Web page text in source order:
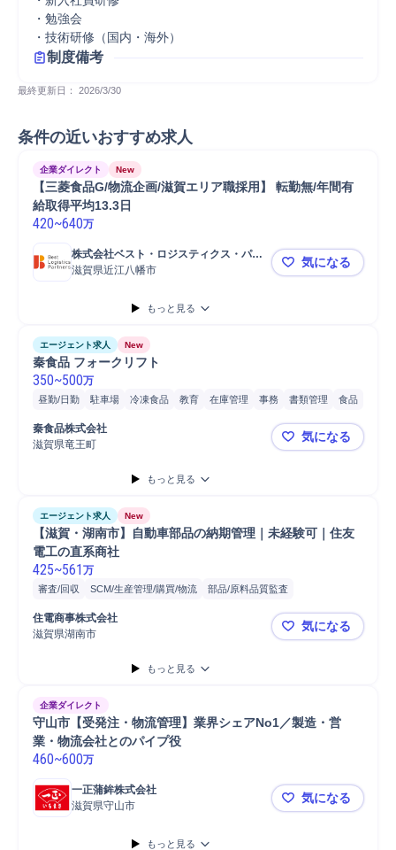
・勉強会
・技術研修（国内・海外）
制度備考
最終更新日： 2026/3/30
条件の近いおすすめ求人
企業ダイレクト New
【三菱食品G/物流企画/滋賀エリア職採用】 転勤無/年間有
給取得平均13.3日
420~640万
株式会社ベスト・ロジスティクス・パー
トナーズ
滋賀県近江八幡市 【三菱食品
気になる
もっと見る
エージェント求人 New
秦食品 フォークリフト
350~500万
昼勤/日勤 駐車場 冷凍食品 教育 在庫管理 事務 書類管理
食品
食品工場
工場
秦食品株式会社
滋賀県竜王町
秦食品 フォ
気になる
もっと見る
エージェント求人 New
【滋賀・湖南市】自動車部品の納期管理｜未経験可｜住友
電工の直系商社
425~561 万
審査/回収 SCM/生産管理/購買/物流
部品/原料品質監査
自動車/輸送機器
営業
自動車部品
自動車部品/輸送機器部品製造
Microsoft Excel 物流企画/管理
住電商事株式会社
滋賀県湖南市
【滋賀・湖
気になる
もっと見る
企業ダイレクト
守山市【受発注・物流管理】業界シェアNo1／製造・営
業・物流会社とのパイプ役
460~600万
一正蒲鉾株式会社
滋賀県守山市
守山市【受
気になる
もっと見る